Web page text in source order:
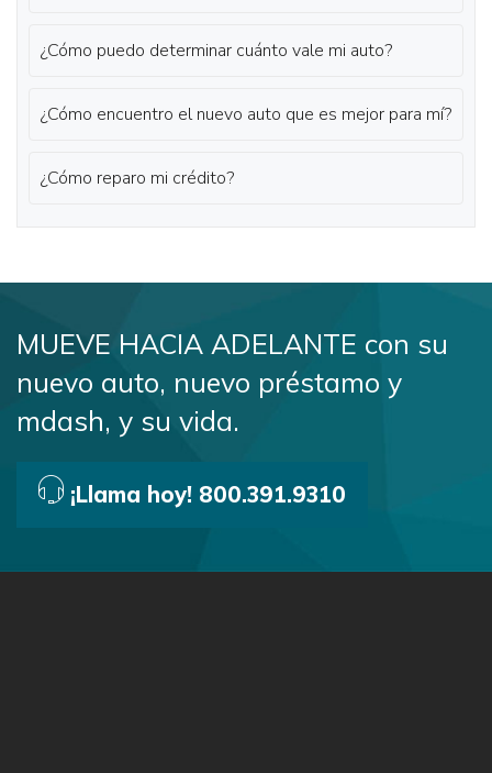
¿Cómo puedo determinar cuánto vale mi auto?
¿Cómo encuentro el nuevo auto que es mejor para mí?
¿Cómo reparo mi crédito?
MUEVE HACIA ADELANTE con su
nuevo auto, nuevo préstamo y
mdash, y su vida.
¡Llama hoy! 800.391.9310